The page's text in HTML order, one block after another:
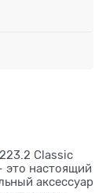
Classic
это настоящий
аксессуар